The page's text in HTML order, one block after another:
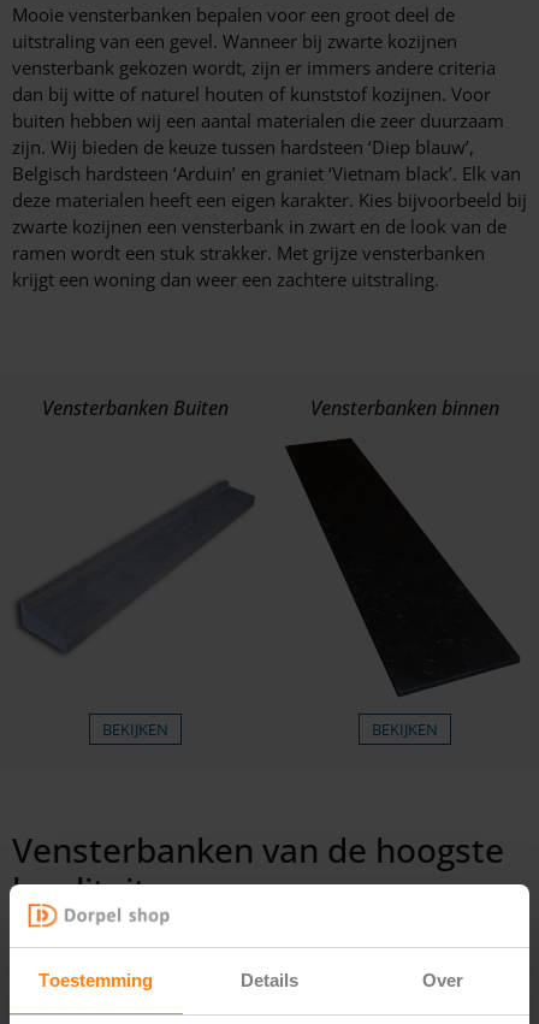
Toestemming Details Over
Mooie vensterbanken bepalen voor een groot deel de
uitstraling van een gevel. Wanneer bij zwarte kozijnen
vensterbank gekozen wordt, zijn er immers andere criteria
dan bij witte of naturel houten of kunststof kozijnen. Voor
buiten hebben wij een aantal materialen die zeer duurzaam
zijn. Wij bieden de keuze tussen hardsteen ‘Diep blauw’,
Belgisch hardsteen ‘Arduin’ en graniet ‘Vietnam black’. Elk van
deze materialen heeft een eigen karakter. Kies bijvoorbeeld bij
zwarte kozijnen een vensterbank in zwart en de look van de
ramen wordt een stuk strakker. Met grijze vensterbanken
krijgt een woning dan weer een zachtere uitstraling.
Vensterbanken Buiten
BEKIJKEN
Vensterbanken binnen
BEKIJKEN
Vensterbanken van de hoogste
kwaliteit
Of je nu kiest voor zwarte kozijnen en een vensterbank in wit,
kwaliteit staat bij ons voorop. Bij Vensterbank-shop.nl kiezen
wij zorgvuldig onze materialen uit. Wij selecteren op kleur,